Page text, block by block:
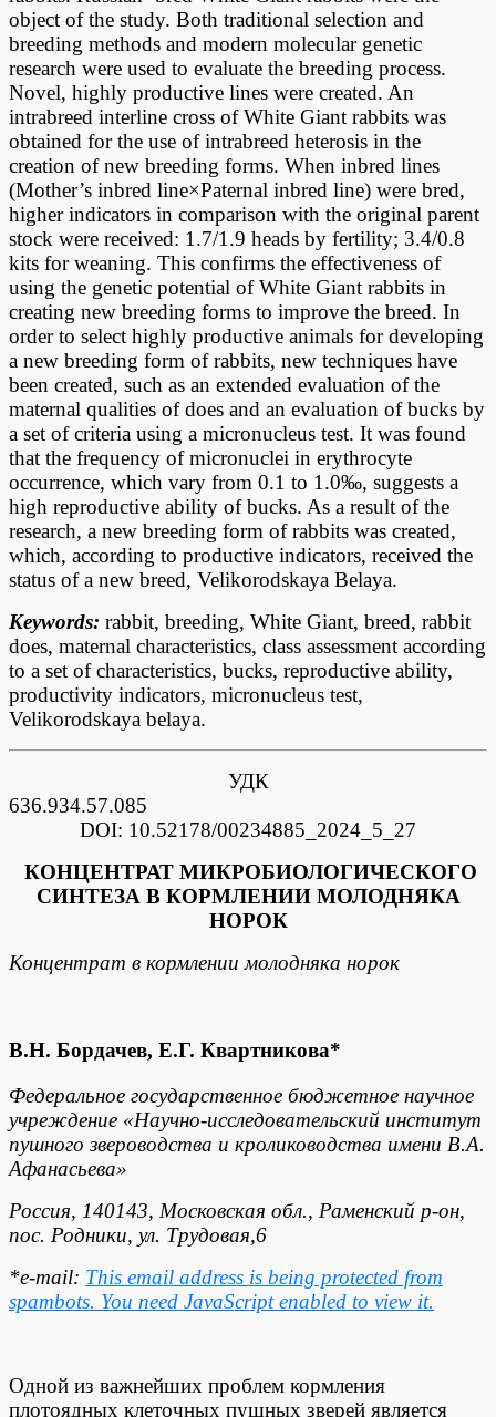
object of the study. Both traditional selection and
breeding methods and modern molecular genetic
research were used to evaluate the breeding process.
Novel, highly productive lines were created. An
intrabreed interline cross of White Giant rabbits was
obtained for the use of intrabreed heterosis in the
creation of new breeding forms. When inbred lines
(Mother’s inbred line×Paternal inbred line) were bred,
higher indicators in comparison with the original parent
stock were received: 1.7/1.9 heads by fertility; 3.4/0.8
kits for weaning. This confirms the effectiveness of
using the genetic potential of White Giant rabbits in
creating new breeding forms to improve the breed. In
order to select highly productive animals for developing
a new breeding form of rabbits, new techniques have
been created, such as an extended evaluation of the
maternal qualities of does and an evaluation of bucks by
a set of criteria using a micronucleus test. It was found
that the frequency of micronuclei in erythrocyte
occurrence, which vary from 0.1 to 1.0‰, suggests a
high reproductive ability of bucks. As a result of the
research, a new breeding form of rabbits was created,
which, according to productive indicators, received the
status of a new breed, Velikorodskaya Belaya.
Keywords: rabbit, breeding, White Giant, breed, rabbit
does, maternal characteristics, class assessment according
to a set of characteristics, bucks, reproductive ability,
productivity indicators, micronucleus test,
Velikorodskaya belaya.
УДК
DOI: 10.52178/00234885_2024_5_27
КОНЦЕНТРАТ МИКРОБИОЛОГИЧЕСКОГО
СИНТЕЗА В КОРМЛЕНИИ МОЛОДНЯКА
НОРОК
Концентрат в кормлении молодняка норок
В.Н. Бордачев, Е.Г. Квартникова*
Федеральное государственное бюджетное научное
учреждение «Научно-исследовательский институт
пушного звероводства и кролиководства имени В.А.
Афанасьева»
Россия, 140143, Московская обл., Раменский р-он,
пос. Родники, ул. Трудовая,6
*e-mail: This email address is being protected from
spambots. You need JavaScript enabled to view it.
Одной из важнейших проблем кормления
плотоядных клеточных пушных зверей является